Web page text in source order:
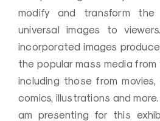
modify and transform the
universal images to
incorporated images
the popular mass media
including those from movies,
comics, illustrations and more.
am presenting for this